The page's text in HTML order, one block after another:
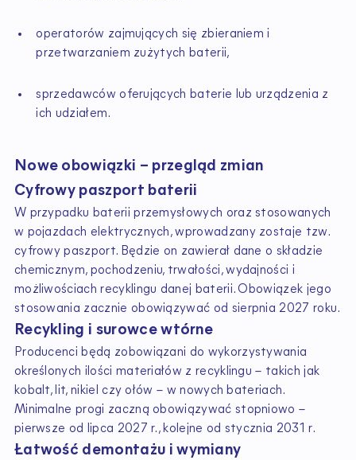
operatorów zajmujących się zbieraniem i
przetwarzaniem zużytych baterii,
sprzedawców oferujących baterie lub urządzenia z
ich udziałem.
Nowe obowiązki – przegląd zmian
Cyfrowy paszport baterii
W przypadku baterii przemysłowych oraz stosowanych
w pojazdach elektrycznych, wprowadzany zostaje tzw.
cyfrowy paszport. Będzie on zawierał dane o składzie
chemicznym, pochodzeniu, trwałości, wydajności i
możliwościach recyklingu danej baterii. Obowiązek jego
stosowania zacznie obowiązywać od sierpnia 2027 roku.
Recykling i surowce wtórne
Producenci będą zobowiązani do wykorzystywania
określonych ilości materiałów z recyklingu – takich jak
kobalt, lit, nikiel czy ołów – w nowych bateriach.
Minimalne progi zaczną obowiązywać stopniowo –
pierwsze od lipca 2027 r., kolejne od stycznia 2031 r.
Łatwość demontażu i wymiany